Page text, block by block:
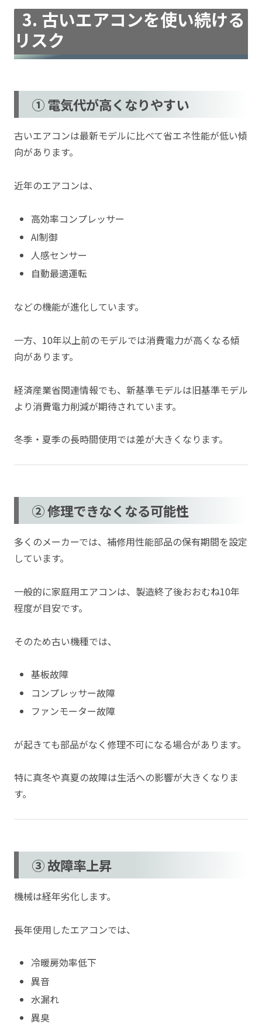
3. 古いエアコンを使い続ける
リスク
① 電気代が高くなりやすい
古いエアコンは最新モデルに比べて省エネ性能が低い傾
向があります。
近年のエアコンは、
高効率コンプレッサー
AI制御
人感センサー
自動最適運転
などの機能が進化しています。
一方、10年以上前のモデルでは消費電力が高くなる傾
向があります。
経済産業省関連情報でも、新基準モデルは旧基準モデル
より消費電力削減が期待されています。
冬季・夏季の長時間使用では差が大きくなります。
② 修理できなくなる可能性
多くのメーカーでは、補修用性能部品の保有期間を設定
しています。
一般的に家庭用エアコンは、製造終了後おおむね10年
程度が目安です。
そのため古い機種では、
基板故障
コンプレッサー故障
ファンモーター故障
が起きても部品がなく修理不可になる場合があります。
特に真冬や真夏の故障は生活への影響が大きくなりま
す。
③ 故障率上昇
機械は経年劣化します。
長年使用したエアコンでは、
冷暖房効率低下
異音
水漏れ
異臭